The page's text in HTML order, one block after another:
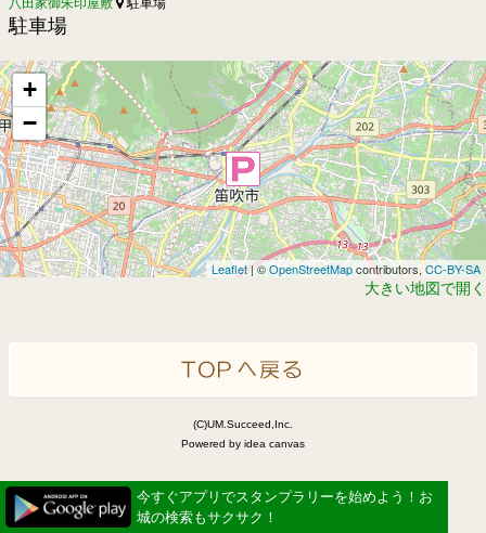
駐車場
+
−
Leaflet| ©OpenStreetMapcontributors,CC-BY-SA
大きい地図で開く
(C)UM.Succeed,Inc.
Powered by idea canvas
今すぐアプリでスタンプラリーを始めよう！お
城の検索もサクサク！